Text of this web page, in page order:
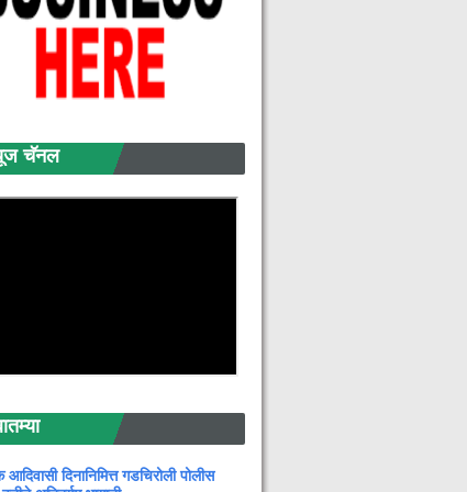
चॅनल
दिनानिमित्त गडचिरोली पोलीस